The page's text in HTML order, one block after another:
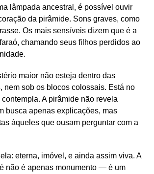
lâmpada ancestral, é possível ouvir
da pirâmide. Sons graves, como
Os mais sensíveis dizem que é a
chamando seus filhos perdidos ao
maior não esteja dentro das
nem sob os blocos colossais. Está no
A pirâmide não revela
busca apenas explicações, mas
àqueles que ousam perguntar com a
eterna, imóvel, e ainda assim viva. A
não é apenas monumento — é um